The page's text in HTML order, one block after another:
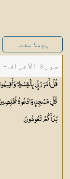
پچھلا صفحہ
سورة الاعراف -
قُلْ أَمَرَ رَبِّي بِالْقِسْطِ
كُلِّ مَسْجِدٍ وَادْعُوهُ
بَدَأَكُمْتَعُودُونَ